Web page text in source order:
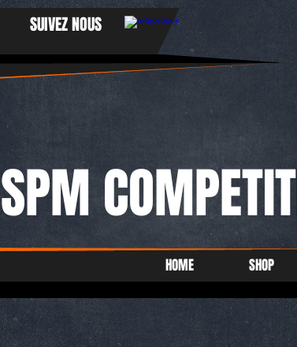
HOME SHOP
SPM
SUIVEZ NOUS